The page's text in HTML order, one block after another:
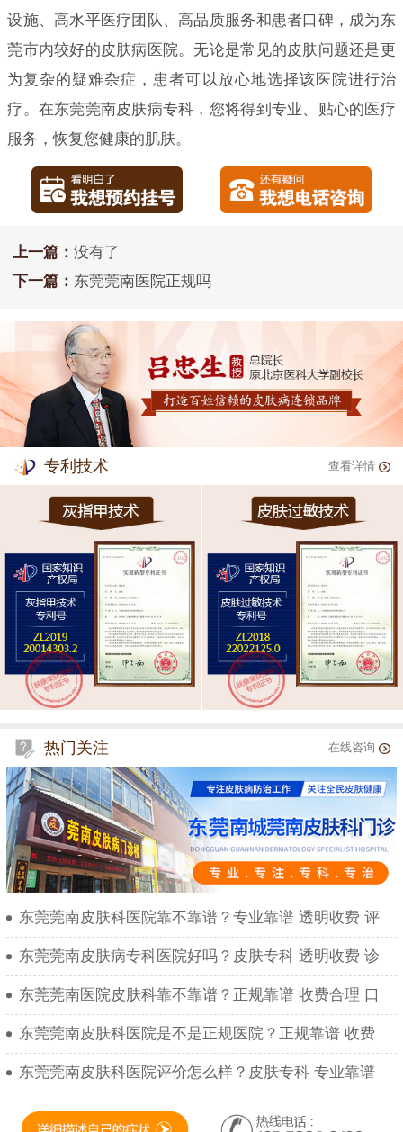
设施、高水平医疗团队、高品质服务和患者口碑，成为东
莞市内较好的皮肤病医院。无论是常见的皮肤问题还是更
为复杂的疑难杂症，患者可以放心地选择该医院进行治
疗。在东莞莞南皮肤病专科，您将得到专业、贴心的医疗
服务，恢复您健康的肌肤。
上一篇： 没有了
下一篇： 东莞莞南医院正规吗
专利技术 查看详情
热门关注 在线咨询
东莞莞南皮肤科医院靠不靠谱？专业靠谱 透明收费 评
东莞莞南皮肤病专科医院好吗？皮肤专科 透明收费 诊
东莞莞南医院皮肤科靠不靠谱？正规靠谱 收费合理 口
东莞莞南皮肤科医院是不是正规医院？正规靠谱 收费
东莞莞南皮肤科医院评价怎么样？皮肤专科 专业靠谱